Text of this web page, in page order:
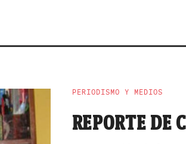
PERIODISMO Y MEDIOS
REPORTE DE